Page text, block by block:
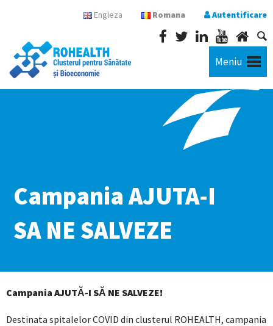
Engleza Romana Autentificare
Meniu
Campania AJUTA-I
SA NE SALVEZE
Campania AJUTĂ-I SĂ NE SALVEZE!
Destinata spitalelor COVID din clusterul ROHEALTH, campania